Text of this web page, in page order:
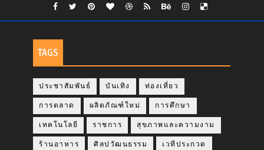
TAGS
ประชาสัมพันธ์ บันเทิง ท่องเที่ยว
การตลาด ผลิตภัณฑ์ใหม่ การศึกษา
เทคโนโลยี ราชการ สุขภาพและความงาม
ร้านอาหาร ศิลปวัฒนธรรม เวทีประกวด